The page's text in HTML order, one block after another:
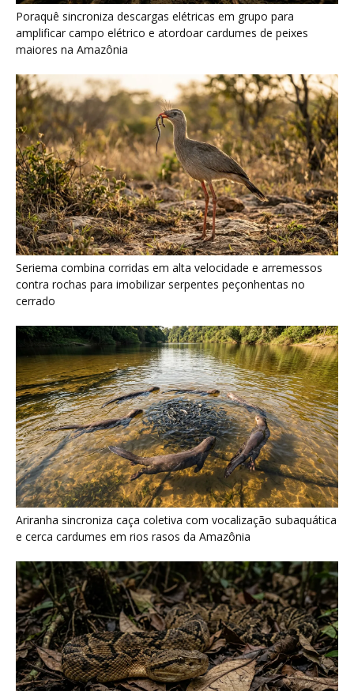
Seriema combina corridas em alta velocidade e arremessos
contra rochas para imobilizar serpentes peçonhentas no
cerrado
Ariranha sincroniza caça coletiva com vocalização subaquática
e cerca cardumes em rios rasos da Amazônia
Surucucu detecta calor pela fosseta loreal e prepara ataque de
emboscada no escuro da floresta
Últimas noticias
Araponga combina caixa torácica adaptada e
canto metálico para alcançar a...
7 de agosto de 2026